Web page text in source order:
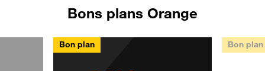
Bons plans Orange
Bon plan Bon plan